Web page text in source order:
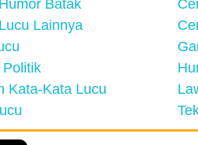
Batak
Lainnya
Politik
Kata-Kata Lucu